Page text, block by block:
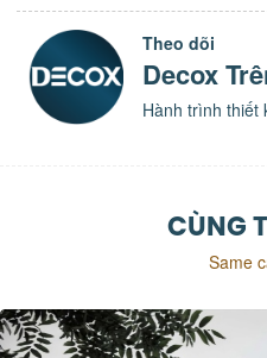
Theo dõi
Decox
Hành trình thiết
CÙNG
Same